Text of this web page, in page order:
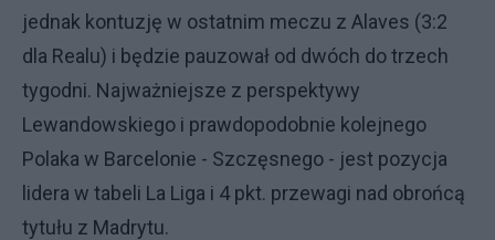
jednak kontuzję w ostatnim meczu z Alaves (3:2
dla Realu) i będzie pauzował od dwóch do trzech
tygodni. Najważniejsze z perspektywy
Lewandowskiego i prawdopodobnie kolejnego
Polaka w Barcelonie - Szczęsnego - jest pozycja
lidera w tabeli La Liga i 4 pkt. przewagi nad obrońcą
tytułu z Madrytu.